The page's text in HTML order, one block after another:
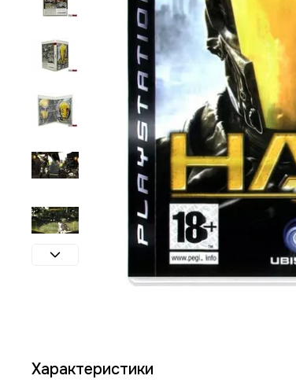
Характеристики